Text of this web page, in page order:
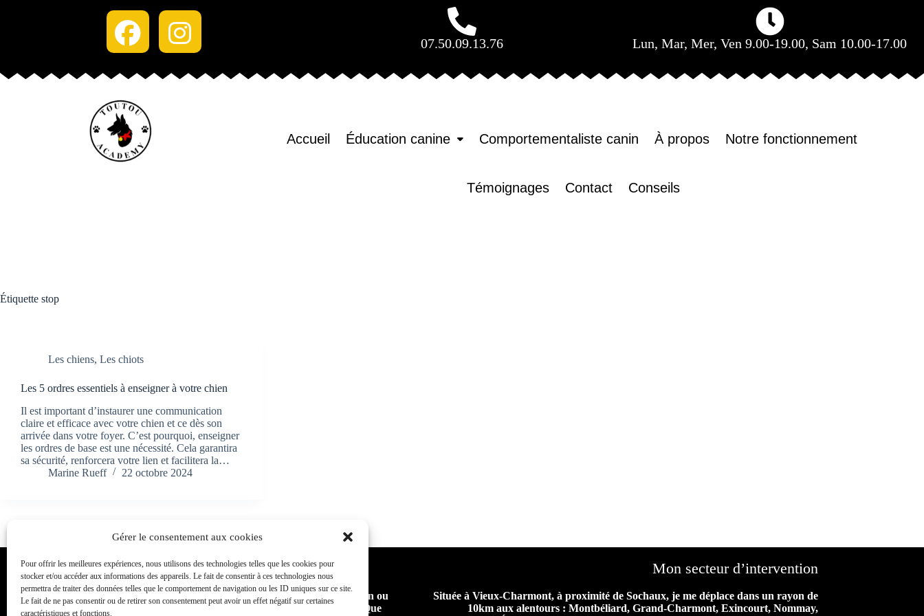
Gérer le consentement aux cookies
Pour offrir les meilleures expériences, nous utilisons des technologies telles que les cookies pour
stocker et/ou accéder aux informations des appareils. Le fait de consentir à ces technologies nous
permettra de traiter des données telles que le comportement de navigation ou les ID uniques sur ce site.
Le fait de ne pas consentir ou de retirer son consentement peut avoir un effet négatif sur certaines
caractéristiques et fonctions.
07.50.09.13.76 Lun, Mar, Mer, Ven 9.00-19.00, Sam 10.00-17.00
Accueil Éducation canine Comportementaliste canin À propos Notre fonctionnement
Témoignages Contact Conseils
Étiquette stop
Les chiens, Les chiots
Les 5 ordres essentiels à enseigner à votre chien
Il est important d’instaurer une communication
claire et efficace avec votre chien et ce dès son
arrivée dans votre foyer. C’est pourquoi, enseigner
les ordres de base est une nécessité. Cela garantira
sa sécurité, renforcera votre lien et facilitera la…
Marine Rueff
22 octobre 2024
Toutou Academy
Éducateur et comportementaliste canin également appelé dresseur pour chien ou
dressage canin, Toutou academy propose des cours individuels et collectifs. Que
Mon secteur d’intervention
Située à Vieux-Charmont, à proximité de Sochaux, je me déplace dans un rayon de
10km aux alentours : Montbéliard, Grand-Charmont, Exincourt, Nommay,